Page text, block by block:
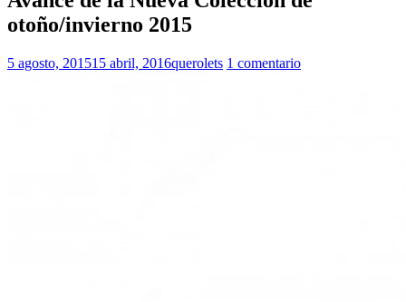
otoño/invierno 2015
5 agosto, 201515 abril, 2016querolets 1 comentario